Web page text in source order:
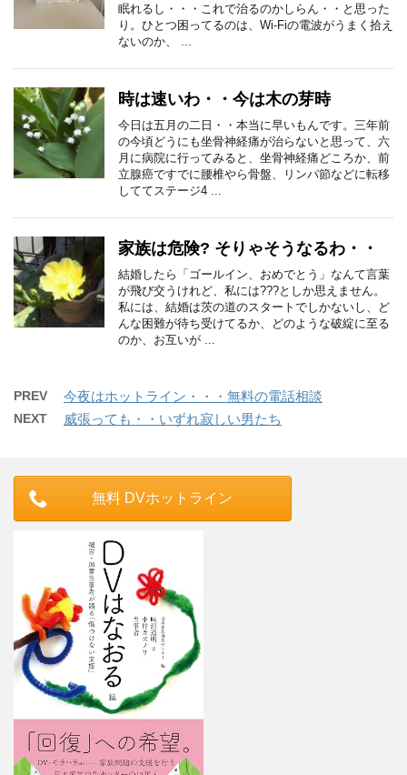
眠れるし・・・これで治るのかしらん・・と思った
り。ひとつ困ってるのは、Wi-Fiの電波がうまく拾え
ないのか、 ...
時は速いわ・・今は木の芽時
今日は五月の二日・・本当に早いもんです。三年前
の今頃どうにも坐骨神経痛が治らないと思って、六
月に病院に行ってみると、坐骨神経痛どころか、前
立腺癌ですでに腰椎やら骨盤、リンパ節などに転移
しててステージ4 ...
家族は危険? そりゃそうなるわ・・
結婚したら「ゴールイン、おめでとう」なんて言葉
が飛び交うけれど、私には???としか思えません。
私には、結婚は茨の道のスタートでしかないし、ど
んな困難が待ち受けてるか、どのような破綻に至る
のか、お互いが ...
PREV 今夜はホットライン・・・無料の電話相談
NEXT 威張っても・・いずれ寂しい男たち
無料 DVホットライン